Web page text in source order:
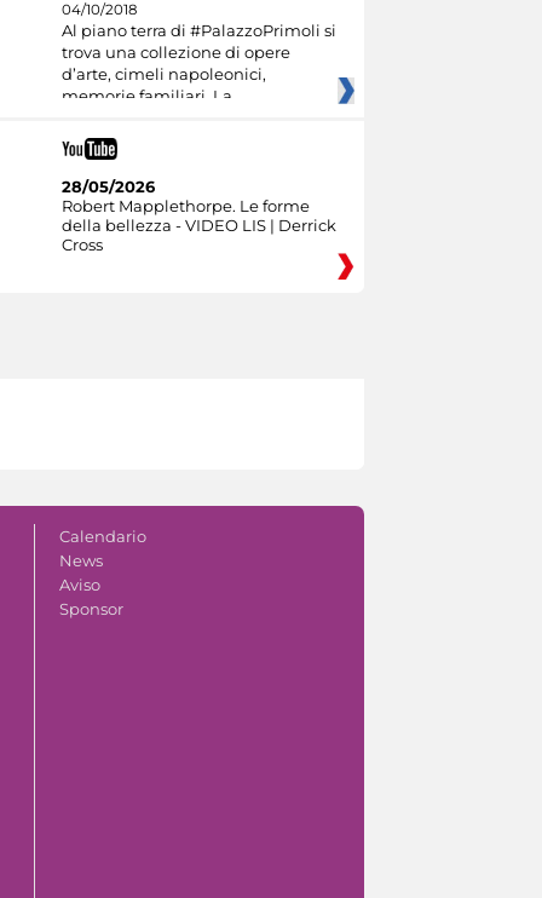
04/10/2018
Al piano terra di #PalazzoPrimoli si
trova una collezione di opere
d’arte, cimeli napoleonici,
memorie familiari. La
28/05/2026
Robert Mapplethorpe. Le forme
della bellezza - VIDEO LIS | Derrick
Cross
Calendario
News
Aviso
Sponsor